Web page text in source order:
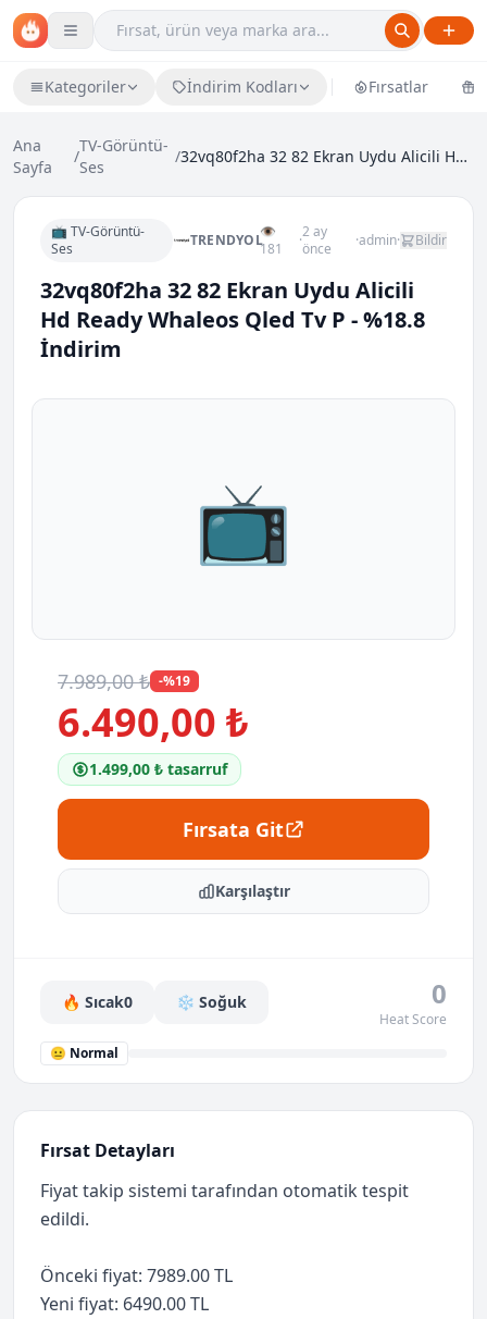
Kategoriler İndirim Kodları Fırsatlar
Ana
Sayfa
/
TV-Görüntü-
Ses
/ 32vq80f2ha 32 82 Ekran Uydu Alicili Hd Ready Whale...
📺 TV-Görüntü-
Ses
TRENDYOL👁
181
·2 ay
önce
·admin· Bildir
32vq80f2ha 32 82 Ekran Uydu Alicili
Hd Ready Whaleos Qled Tv P - %18.8
İndirim
📺
7.989,00 ₺ -%19
6.490,00 ₺
1.499,00 ₺ tasarruf
Fırsata Git
Karşılaştır
🔥 Sıcak0 ❄️ Soğuk 0
Heat Score
😐 Normal
Fırsat Detayları
Fiyat takip sistemi tarafından otomatik tespit
edildi.
Önceki fiyat: 7989.00 TL
Yeni fiyat: 6490.00 TL